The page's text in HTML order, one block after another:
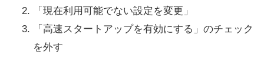
「現在利用可能でない設定を変更」
「高速スタートアップを有効にする」のチェック
を外す